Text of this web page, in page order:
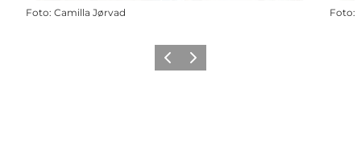
Foto: Camilla Jørvad Foto:
ForrigeNæste